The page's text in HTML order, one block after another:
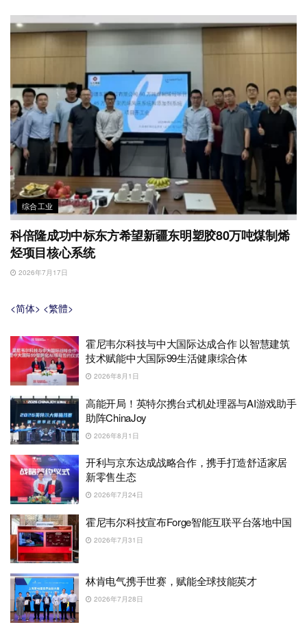
综合工业
科倍隆成功中标东方希望新疆东明塑胶80万吨煤制烯
烃项目核心系统
2026年7月17日
<简体> <繁體>
霍尼韦尔科技与中大国际达成合作 以智慧建筑
技术赋能中大国际99生活健康综合体
2026年8月1日
高能开局！英特尔携台式机处理器与AI游戏助手
助阵ChinaJoy
2026年8月1日
开利与京东达成战略合作，携手打造舒适家居
新零售生态
2026年7月24日
霍尼韦尔科技宣布Forge智能互联平台落地中国
2026年7月31日
林肯电气携手世赛，赋能全球技能英才
2026年7月28日